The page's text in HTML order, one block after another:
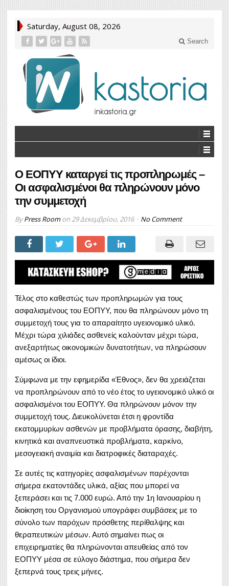
Saturday, August 08, 2026
Search
Ο ΕΟΠΥΥ καταργεί τις προπληρωμές –
Οι ασφαλισμένοι θα πληρώνουν μόνο
την συμμετοχή
ByPress Roomon 29 Δεκεμβρίου, 2016 No Comment
Τέλος στο καθεστώς των προπληρωμών για τους
ασφαλισμένους του ΕΟΠΥΥ, που θα πληρώνουν μόνο τη
συμμετοχή τους για το απαραίτητο υγειονομικό υλικό.
Μέχρι τώρα χιλιάδες ασθενείς καλούνταν μέχρι τώρα,
ανεξαρτήτως οικονομικών δυνατοτήτων, να πληρώσουν
αμέσως οι ίδιοι.
Σύμφωνα με την εφημερίδα «Έθνος», δεν θα χρειάζεται
να προπληρώνουν από το νέο έτος το υγειονομικό υλικό οι
ασφαλισμένοι του ΕΟΠΥΥ. Θα πληρώνουν μόνον την
συμμετοχή τους. Διευκολύνεται έτσι η φροντίδα
εκατομμυρίων ασθενών με προβλήματα όρασης, διαβήτη,
κινητικά και αναπνευστικά προβλήματα, καρκίνο,
μεσογειακή αναιμία και διατροφικές διαταραχές.
Σε αυτές τις κατηγορίες ασφαλισμένων παρέχονται
σήμερα εκατοντάδες υλικά, αξίας που μπορεί να
ξεπεράσει και τις 7.000 ευρώ. Από την 1η Ιανουαρίου η
διοίκηση του Οργανισμού υπογράφει συμβάσεις με το
σύνολο των παρόχων πρόσθετης περίθαλψης και
θεραπευτικών μέσων. Αυτό σημαίνει πως οι
επιχειρηματίες θα πληρώνονται απευθείας από τον
ΕΟΠΥΥ μέσα σε εύλογο διάστημα, που σήμερα δεν
ξεπερνά τους τρεις μήνες.